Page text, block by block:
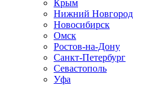
Крым
Нижний Новгород
Новосибирск
Омск
Ростов-на-Дону
Санкт-Петербург
Севастополь
Уфа